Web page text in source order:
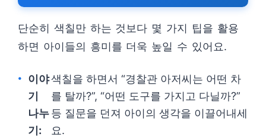
단순히 색칠만 하는 것보다 몇 가지 팁을 활용
하면 아이들의 흥미를 더욱 높일 수 있어요.
이야
기
나누
기:
색칠을 하면서 “경찰관 아저씨는 어떤 차
를 탈까?”, “어떤 도구를 가지고 다닐까?”
등 질문을 던져 아이의 생각을 이끌어내세
요.